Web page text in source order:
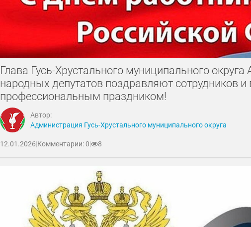
Глава Гусь-Хрустального муниципального
народных депутатов поздравляют сотрудников и
профессиональным праздником!
Автор:
Администрация Гусь-Хрустального муниципального округа
12.01.2026|Комментарии: 0| 8